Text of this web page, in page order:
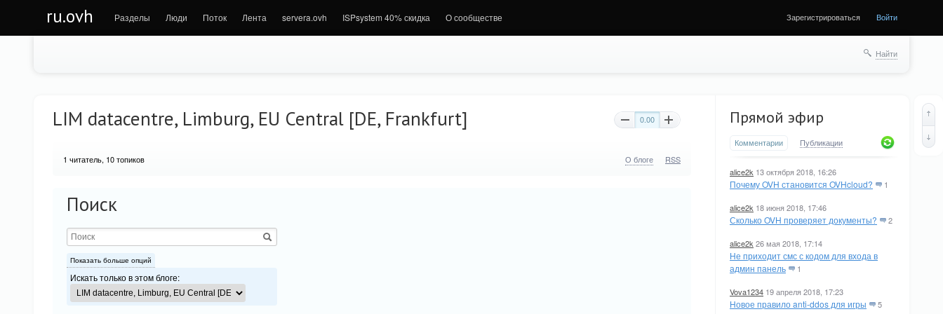
ru.ovh Разделы Люди Поток Лента servera.ovh ISPsystem 40% скидка О сообществе Зарегистрироваться Войти
Найти
Прямой эфир
Комментарии Публикации
alice2k 13 октября 2018, 16:26
Почему OVH становится OVHcloud? 1
alice2k 18 июня 2018, 17:46
Сколько OVH проверяет документы? 2
alice2k 26 мая 2018, 17:14
Не приходит смс с кодом для входа в
админ панель
1
Vova1234 19 апреля 2018, 17:23
Новое правило anti-ddos для игры 5
LIM datacentre, Limburg, EU Central [DE, Frankfurt] 0.00
1 читатель, 10 топиков О блоге RSS
Поиск
Показать больше опций
Искать только в этом блоге: